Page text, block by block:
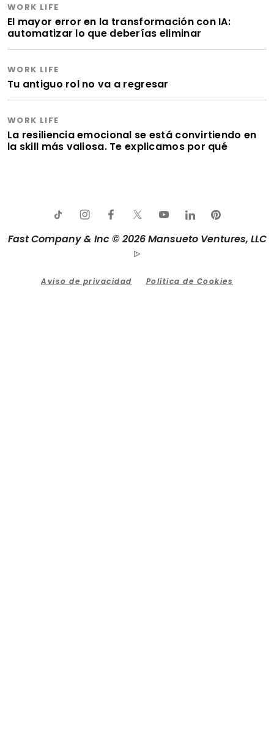
WORK LIFE
El mayor error en la transformación con IA:
automatizar lo que deberías eliminar
WORK LIFE
Tu antiguo rol no va a regresar
WORK LIFE
La resiliencia emocional se está convirtiendo en
la skill más valiosa. Te explicamos por qué
Fast Company & Inc © 2026 Mansueto Ventures, LLC
Aviso de privacidad Política de Cookies